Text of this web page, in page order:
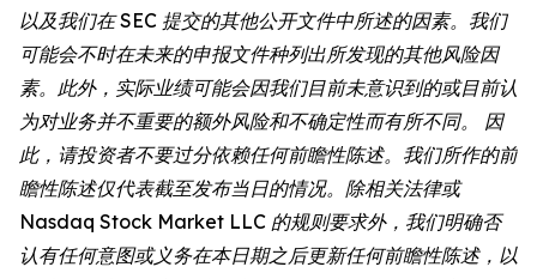
以及我们在 SEC 提交的其他公开文件中所述的因素。我们
可能会不时在未来的申报文件种列出所发现的其他风险因
素。此外，实际业绩可能会因我们目前未意识到的或目前认
为对业务并不重要的额外风险和不确定性而有所不同。 因
此，请投资者不要过分依赖任何前瞻性陈述。我们所作的前
瞻性陈述仅代表截至发布当日的情况。除相关法律或
Nasdaq Stock Market LLC 的规则要求外，我们明确否
认有任何意图或义务在本日期之后更新任何前瞻性陈述，以